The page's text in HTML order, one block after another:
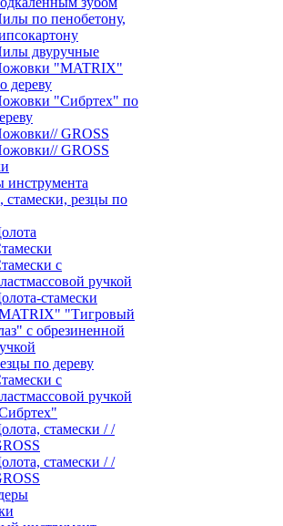
по пенобетону,
двуручные
"MATRIX"
дереву
"Сибртех" по
GROSS
GROSS
инструмента
стамески, резцы по
с
ручкой
стамески
"Тигровый
с обрезиненной
по дереву
с
ручкой
стамески / /
стамески / /